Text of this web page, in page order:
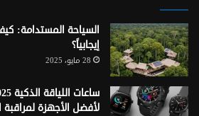
السياحة المستدامة:
إيجابياً؟
28 مايو، 2025
لأفضل الأجهزة لمراقبة